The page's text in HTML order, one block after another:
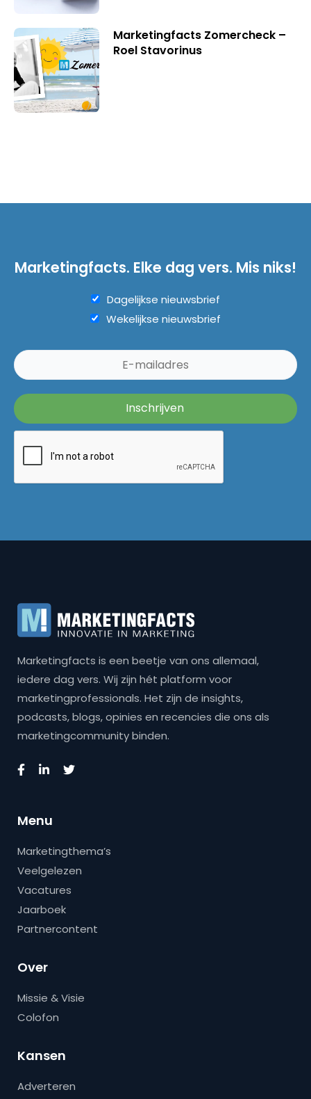
Marketingfacts Zomercheck –
Roel Stavorinus
Marketingfacts. Elke dag vers. Mis niks!
Dagelijkse nieuwsbrief
Wekelijkse nieuwsbrief
Marketingfacts is een beetje van ons allemaal,
iedere dag vers. Wij zijn hét platform voor
marketingprofessionals. Het zijn de insights,
podcasts, blogs, opinies en recencies die ons als
marketingcommunity binden.
Menu
Marketingthema’s
Veelgelezen
Vacatures
Jaarboek
Partnercontent
Over
Missie & Visie
Colofon
Kansen
Adverteren